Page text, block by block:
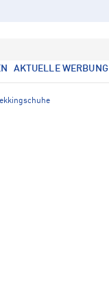
AKTUELLE WERBUNG